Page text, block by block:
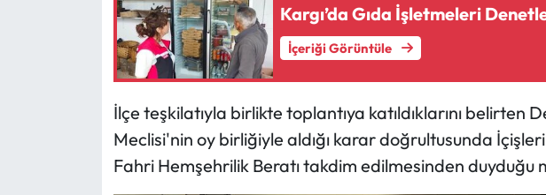
Kargı’da Gıda İşletmeleri
İçeriği Görüntüle
İlçe teşkilatıyla birlikte toplantıya katıldıklarını belirten
Meclisi'nin oy birliğiyle aldığı karar doğrultusunda
Fahri Hemşehrilik Beratı takdim edilmesinden duyduğu
Laçin Haberleri
Mecitözü Haberleri
Oğuzlar Haberleri
Ortaköy Haberleri